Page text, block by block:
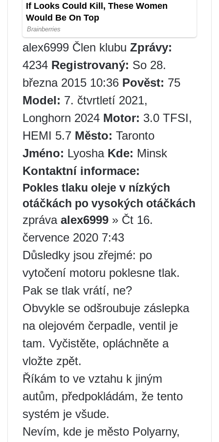
alex6999 Člen klubu Zprávy:
4234 Registrovaný: So 28.
března 2015 10:36 Pověst: 75
Model: 7. čtvrtletí 2021,
Longhorn 2024 Motor: 3.0 TFSI,
HEMI 5.7 Město: Taronto
Jméno: Lyosha Kde: Minsk
Kontaktní informace:
Pokles tlaku oleje v nízkých
otáčkách po vysokých otáčkách
zpráva alex6999 » Čt 16.
července 2020 7:43
Důsledky jsou zřejmé: po
vytočení motoru poklesne tlak.
Pak se tlak vrátí, ne?
Obvykle se odšroubuje záslepka
na olejovém čerpadle, ventil je
tam. Vyčistěte, opláchněte a
vložte zpět.
Říkám to ve vztahu k jiným
autům, předpokládám, že tento
systém je všude.
Nevím, kde je město Polyarny,